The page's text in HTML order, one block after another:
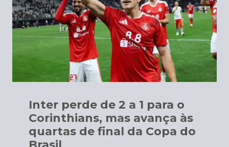
Inter perde de 2 a 1 para o
Corinthians, mas avança às
quartas de final da Copa do